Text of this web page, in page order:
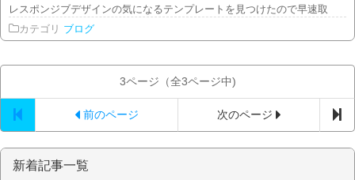
レスポンジブデザインの気になるテンプレートを見つけたので早速取り入
カテゴリ ブログ
3ページ（全3ページ中)
前のページ 次のページ
新着記事一覧